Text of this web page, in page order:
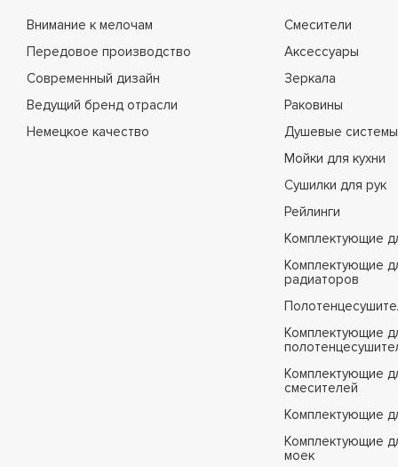
Внимание к мелочам
Передовое производство
Современный дизайн
Ведущий бренд отрасли
Немецкое качество
Смесители
Аксессуары
Зеркала
Раковины
Душевые системы
Мойки для кухни
Сушилки для рук
Рейлинги
Комплектующие
Комплектующие
радиаторов
Комплектующие
Комплектующие
смесителей
Комплектующие
Комплектующие
моек